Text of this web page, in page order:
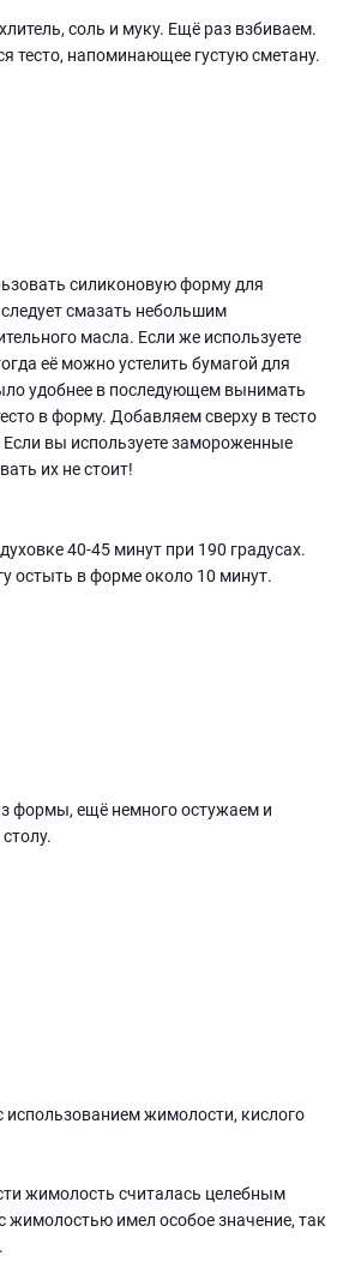
соль и муку. Ещё раз взбиваем.
тесто, напоминающее густую сметану.
силиконовую форму для
смазать небольшим
масла. Если же используете
её можно устелить бумагой для
удобнее в последующем вынимать
в форму. Добавляем сверху в тесто
вы используете замороженные
их не стоит!
40-45 минут при 190 градусах.
остыть в форме около 10 минут.
формы, ещё немного остужаем и
использованием жимолости, кислого
жимолость считалась целебным
жимолостью имел особое значение, так